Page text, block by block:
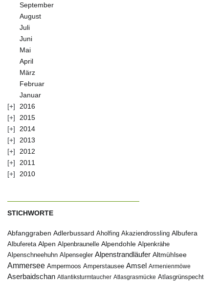
September
August
Juli
Juni
Mai
April
März
Februar
Januar
2016
2015
2014
2013
2012
2011
2010
STICHWORTE
Abfanggraben Adlerbussard Aholfing Akaziendrossling Albufera
Albufereta Alpen Alpenbraunelle Alpendohle Alpenkrähe
Alpenschneehuhn Alpensegler Alpenstrandläufer Altmühlsee
Ammersee Ampermoos Amperstausee Amsel Armenienmöwe
Aserbaidschan Atlantiksturmtaucher Atlasgrasmücke Atlasgrünspecht